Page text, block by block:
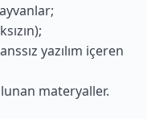
yazılım içeren
materyaller.